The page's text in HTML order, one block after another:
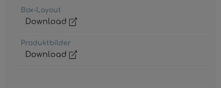
Box-Layout
Download
Produktbilder
Download